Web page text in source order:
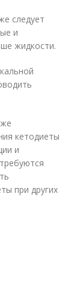
следует
и
жидкости.
кетодиеты
и
при других